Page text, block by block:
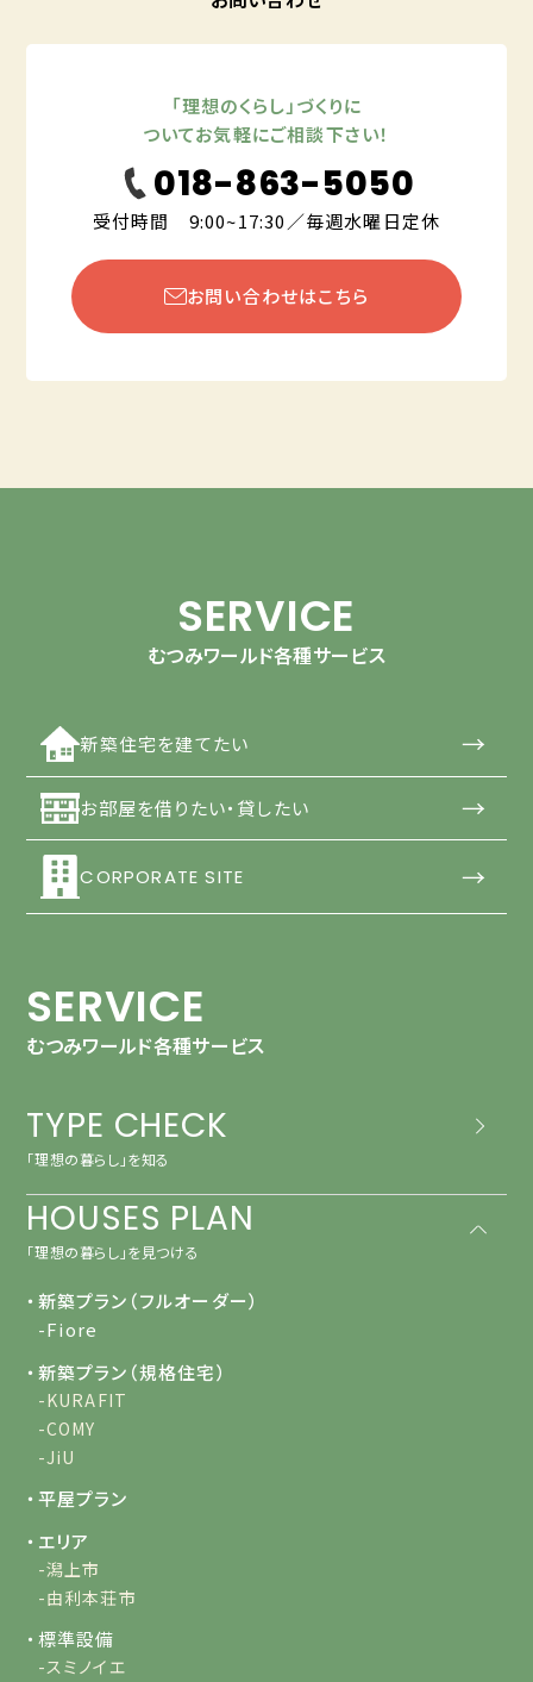
「理想のくらし」づくりに
ついてお気軽にご相談下さい！
018-863-5050
受付時間 9:00~17:30／毎週水曜日定休
お問い合わせはこちら
SERVICE
むつみワールド各種サービス
新築住宅を建てたい →
お部屋を借りたい・貸したい →
CORPORATE SITE →
SERVICE
むつみワールド各種サービス
TYPE CHECK
「理想の暮らし」を知る
HOUSES PLAN
「理想の暮らし」を見つける
・新築プラン（フルオーダー）
-Fiore
・新築プラン（規格住宅）
-KURAFIT
-COMY
-JiU
・平屋プラン
・エリア
-潟上市
-由利本荘市
・標準設備
-スミノイエ